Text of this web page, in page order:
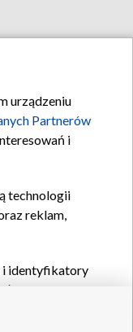
urządzeniu
Partnerów
i
technologii
reklam,
i identyfikatory
wydajności